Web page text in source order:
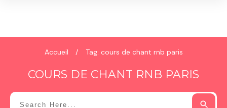
Accueil / Tag: cours de chant rnb paris
COURS DE CHANT RNB PARIS